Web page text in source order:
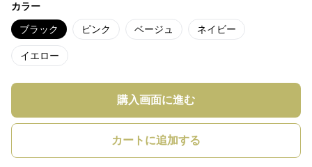
カラー
ブラック ピンク ベージュ ネイビー
イエロー
購入画面に進む
カートに追加する